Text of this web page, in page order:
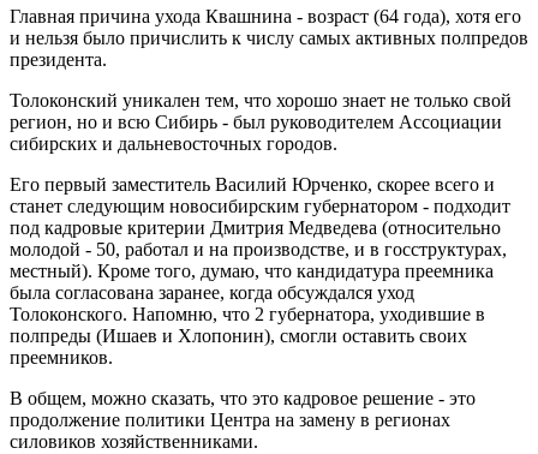
Главная причина ухода Квашнина - возраст (64 года), хотя его
и нельзя было причислить к числу самых активных полпредов
президента.
Толоконский уникален тем, что хорошо знает не только свой
регион, но и всю Сибирь - был руководителем Ассоциации
сибирских и дальневосточных городов.
Его первый заместитель Василий Юрченко, скорее всего и
станет следующим новосибирским губернатором - подходит
под кадровые критерии Дмитрия Медведева (относительно
молодой - 50, работал и на производстве, и в госструктурах,
местный). Кроме того, думаю, что кандидатура преемника
была согласована заранее, когда обсуждался уход
Толоконского. Напомню, что 2 губернатора, уходившие в
полпреды (Ишаев и Хлопонин), смогли оставить своих
преемников.
В общем, можно сказать, что это кадровое решение - это
продолжение политики Центра на замену в регионах
силовиков хозяйственниками.